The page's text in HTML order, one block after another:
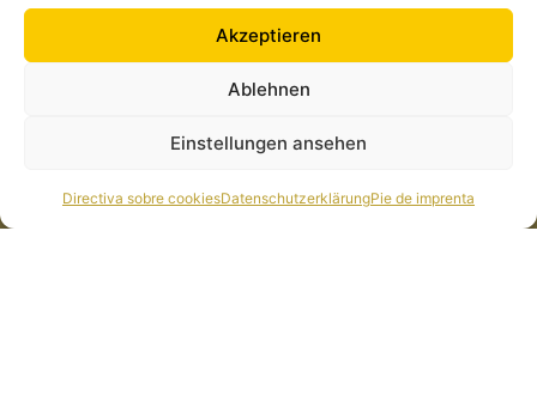
Akzeptieren
Ablehnen
Einstellungen ansehen
Directiva sobre cookiesDatenschutzerklärungPie de imprenta
anfrage@cocktailchef-anlage.de
+49 1573 435 3218
Asuntos jurídicos
Directiva sobre cookies
Todos los enlaces
Busca en